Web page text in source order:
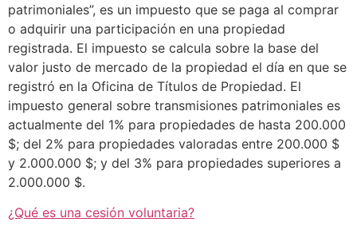
patrimoniales”, es un impuesto que se paga al comprar
o adquirir una participación en una propiedad
registrada. El impuesto se calcula sobre la base del
valor justo de mercado de la propiedad el día en que se
registró en la Oficina de Títulos de Propiedad. El
impuesto general sobre transmisiones patrimoniales es
actualmente del 1% para propiedades de hasta 200.000
$; del 2% para propiedades valoradas entre 200.000 $
y 2.000.000 $; y del 3% para propiedades superiores a
2.000.000 $.
¿Qué es una cesión voluntaria?